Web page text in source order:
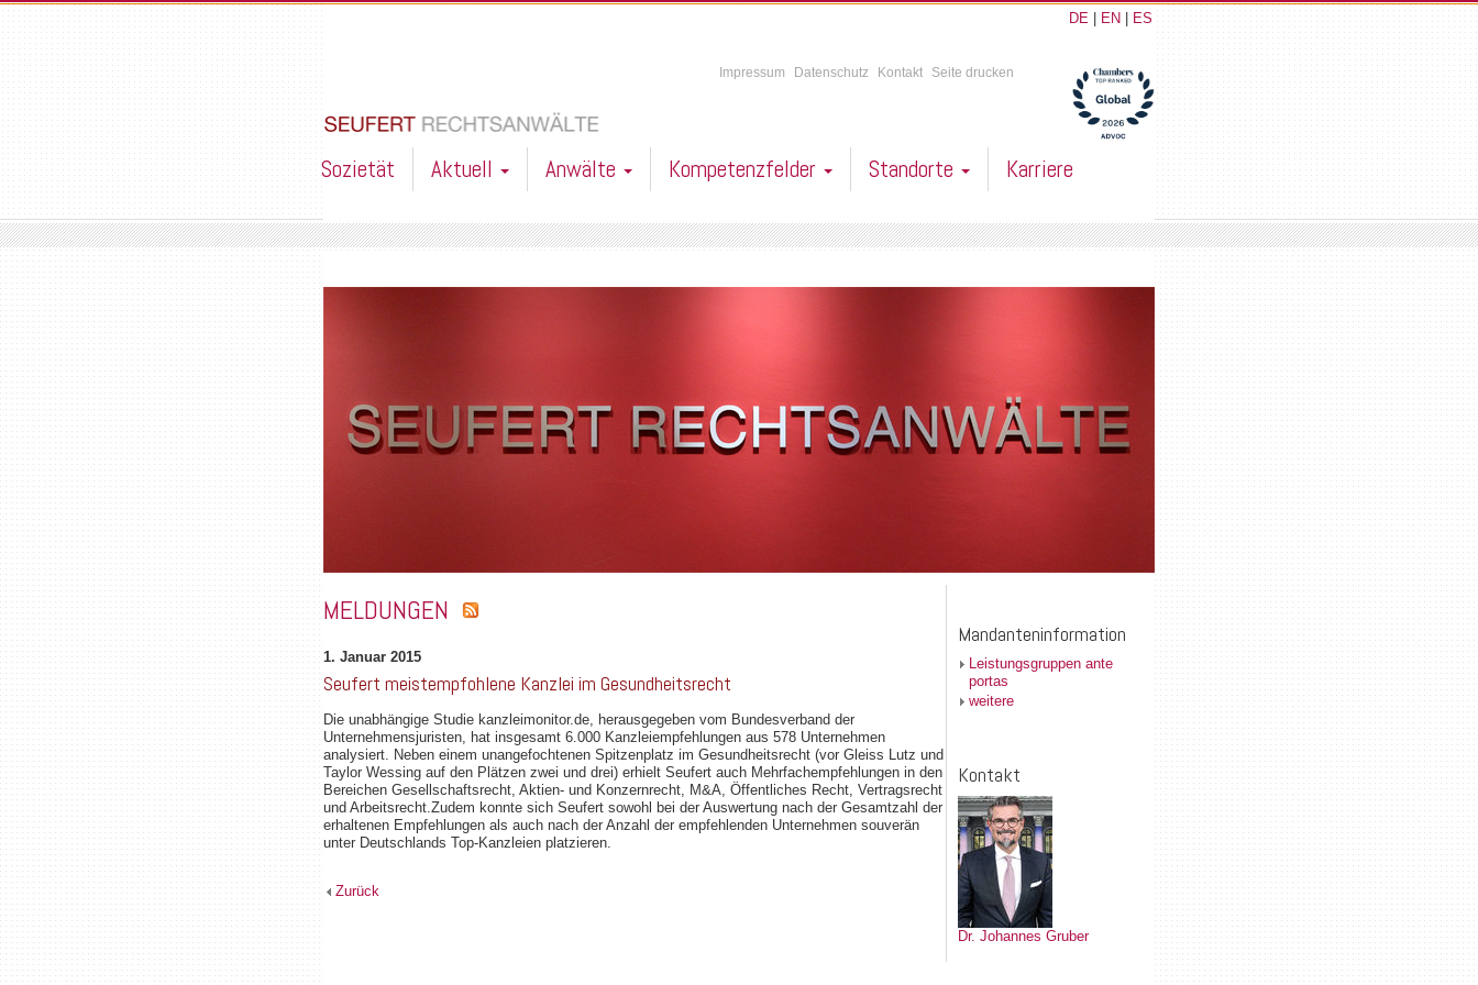
DE EN ES
Impressum Datenschutz Kontakt Seite drucken
Sozietät Aktuell Anwälte Kompetenzfelder Standorte Karriere
MELDUNGEN
1. Januar 2015
Seufert meistempfohlene Kanzlei im Gesundheitsrecht
Die unabhängige Studie kanzleimonitor.de, herausgegeben vom Bundesverband der
Unternehmensjuristen, hat insgesamt 6.000 Kanzleiempfehlungen aus 578 Unternehmen
analysiert. Neben einem unangefochtenen Spitzenplatz im Gesundheitsrecht (vor Gleiss Lutz und
Taylor Wessing auf den Plätzen zwei und drei) erhielt Seufert auch Mehrfachempfehlungen in den
Bereichen Gesellschaftsrecht, Aktien- und Konzernrecht, M&A, Öffentliches Recht, Vertragsrecht
und Arbeitsrecht.Zudem konnte sich Seufert sowohl bei der Auswertung nach der Gesamtzahl der
erhaltenen Empfehlungen als auch nach der Anzahl der empfehlenden Unternehmen souverän
unter Deutschlands Top-Kanzleien platzieren.
Zurück
Mandanteninformation
Leistungsgruppen ante
portas
weitere
Kontakt
Dr. Johannes Gruber